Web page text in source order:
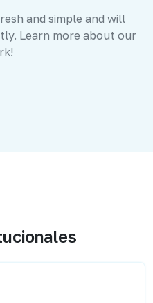
and simple and will
Learn more about our